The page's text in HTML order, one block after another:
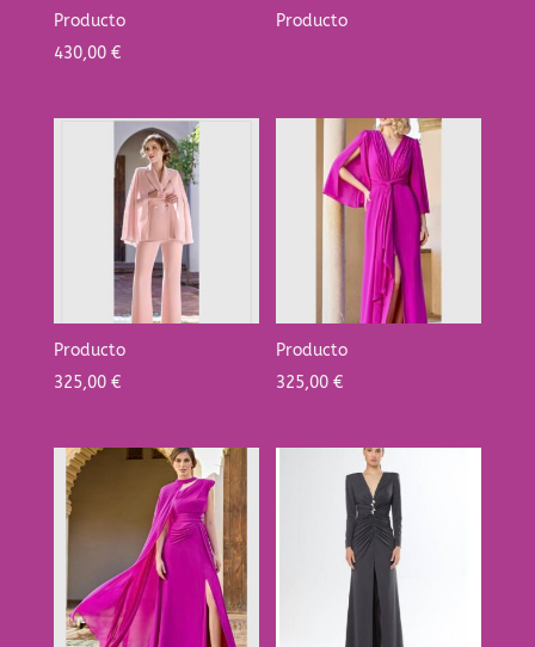
Producto
430,00 €
Producto
Producto
325,00 €
Producto
325,00€